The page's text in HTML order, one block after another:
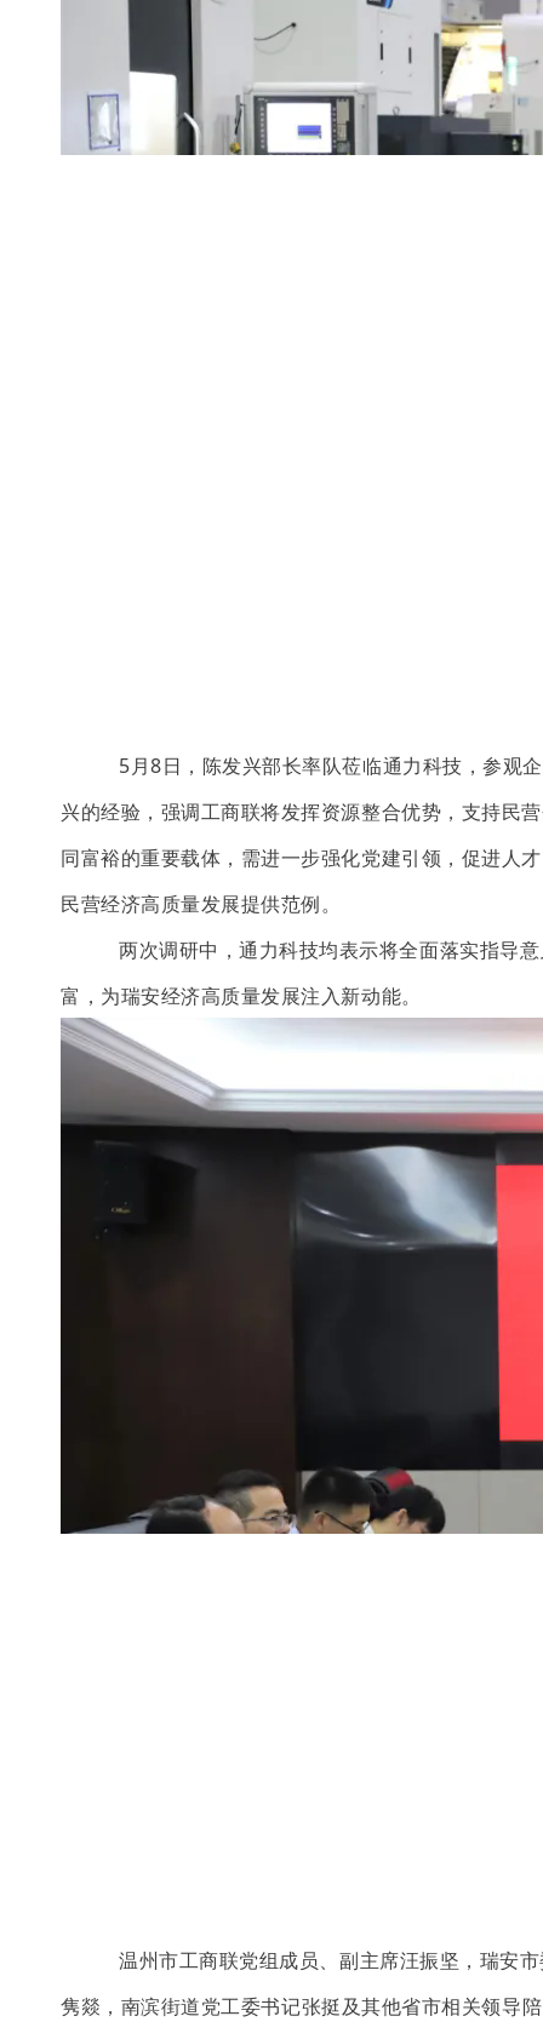
5月8日，陈发兴部长率队莅临通力科技，参观
兴的经验，强调工商联将发挥资源整合优势，支持民
同富裕的重要载体，需进一步强化党建引领，促进人
民营经济高质量发展提供范例。
两次调研中，通力科技均表示将全面落实指导
富，为瑞安经济高质量发展注入新动能。
温州市工商联党组成员、副主席汪振坚，瑞安
隽燚，南滨街道党工委书记张挺及其他省市相关领导